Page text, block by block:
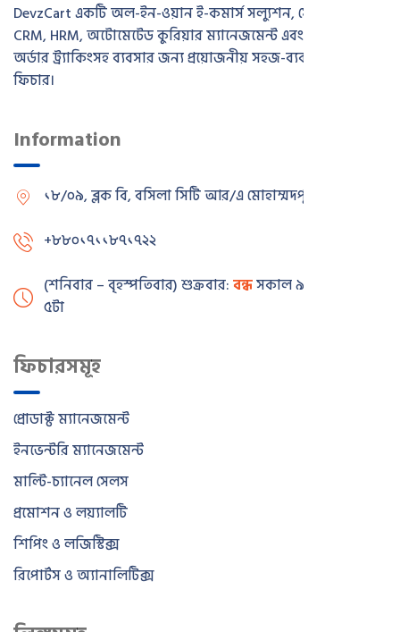
DevzCart একটি অল-ইন-ওয়ান ই-কমার্স সল্যুশন, যেখানে রয়েছে
CRM, HRM, অটোমেটেড কুরিয়ার ম্যানেজমেন্ট এবং রিয়েল-টাইম
অর্ডার ট্র্যাকিংসহ ব্যবসার জন্য প্রয়োজনীয় সহজ-ব্যবহারযোগ্য সব
ফিচার।
Information
১৮/০৯, ব্লক বি, বসিলা সিটি আর/এমোহাম্মদপুর, ঢাকা
+৮৮০১৭১১৮৭১৭২২
(শনিবার – বৃহস্পতিবার) শুক্রবার:বন্ধসকাল ৯টা – বিকাল
৫টা
ফিচারসমূহ
প্রোডাক্ট ম্যানেজমেন্ট
ইনভেন্টরি ম্যানেজমেন্ট
মাল্টি-চ্যানেল সেলস
প্রমোশন ও লয়্যালটি
শিপিং ও লজিস্টিক্স
রিপোর্টস ও অ্যানালিটিক্স